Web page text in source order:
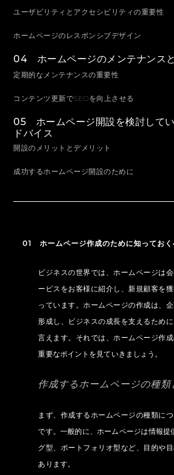
ユーザビリティとアクセシビリティの重要性
ホームページのレスポンシブデザイン
04 ホームページのメンテナンス
定期的なメンテナンスの重要性
コンテンツ更新でSEOを向上させる
05 ホームページ開設を検討して
ドバイス
開設のメリットとデメリット
成功するホームページ開設のために
01 ホームページ作成のために知っておく
ビジネスの世界では、ホームページは
ービスをお客様に紹介し、新規顧客を
っています。ホームページの作成は、
形成し、ビジネスの成長を支えるため
言えます。それでは、ホームページ作
重要なポイントを見ていきましょう。
作成するホームページの種
まず、作成するホームページの種類に
です。一般的に、ホームページは情報提
グ型、ポートフォリオ型など、目的や
あります。